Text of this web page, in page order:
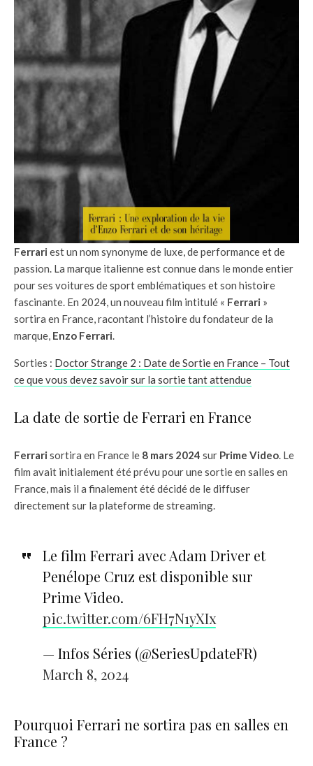
Ferrari est un nom synonyme de luxe, de performance et de
passion. La marque italienne est connue dans le monde entier
pour ses voitures de sport emblématiques et son histoire
fascinante. En 2024, un nouveau film intitulé « Ferrari »
sortira en France, racontant l’histoire du fondateur de la
marque, Enzo Ferrari.
Sorties : Doctor Strange 2 : Date de Sortie en France – Tout
ce que vous devez savoir sur la sortie tant attendue
La date de sortie de Ferrari en France
Ferrari sortira en France le 8 mars 2024 sur Prime Video. Le
film avait initialement été prévu pour une sortie en salles en
France, mais il a finalement été décidé de le diffuser
directement sur la plateforme de streaming.
Le film Ferrari avec Adam Driver et
Penélope Cruz est disponible sur
Prime Video.
pic.twitter.com/6FH7N1yXIx
— Infos Séries (@SeriesUpdateFR)
March 8, 2024
Pourquoi Ferrari ne sortira pas en salles en
France ?